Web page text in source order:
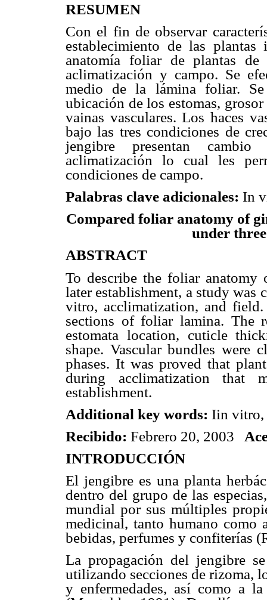
RESUMEN
Con el fin de observar
establecimiento de las
anatomía foliar de plantas
aclimatización y campo. Se
medio de la lámina foliar.
ubicación de los estomas,
vainas vasculares. Los haces
bajo las tres condiciones de
jengibre presentan cambio
aclimatización lo cual les
condiciones de campo.
Palabras clave adicionales: In
Compared foliar anatomy of
under
ABSTRACT
To describe the foliar
later establishment, a study was
vitro, acclimatization, and field.
sections of foliar lamina. The
estomata location, cuticle
shape. Vascular bundles were
phases. It was proved that
during acclimatization that
establishment.
Additional key words: Iin vitro,
Recibido: Febrero 20, 2003
INTRODUCCIÓN
El jengibre es una planta
dentro del grupo de las
mundial por sus múltiples
medicinal, tanto humano como
bebidas, perfumes y confiterías
La propagación del jengibre
utilizando secciones de rizoma,
y enfermedades, así como a